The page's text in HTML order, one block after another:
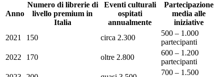
Anno
Numero di librerie di
livello premium in
Italia
Eventi culturali
ospitati
annualmente
Partecipazione
media alle
iniziative
2021
150 circa 2.300
500 – 1.000
partecipanti
2022
170 oltre 2.800
600 – 1.200
partecipanti
700 – 1.500